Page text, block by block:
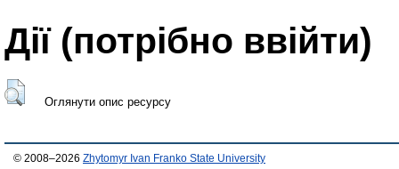
Дії ​​(потрібно ввійти)
Оглянути опис ресурсу
© 2008–2026 Zhytomyr Ivan Franko State University